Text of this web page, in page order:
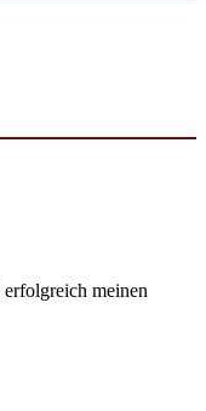
meinen